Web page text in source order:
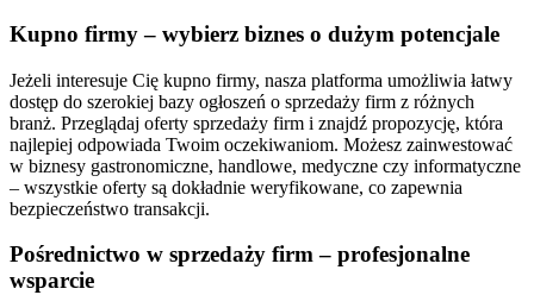
Kupno firmy – wybierz biznes o dużym potencjale
Jeżeli interesuje Cię kupno firmy, nasza platforma umożliwia łatwy
dostęp do szerokiej bazy ogłoszeń o sprzedaży firm z różnych
branż. Przeglądaj oferty sprzedaży firm i znajdź propozycję, która
najlepiej odpowiada Twoim oczekiwaniom. Możesz zainwestować
w biznesy gastronomiczne, handlowe, medyczne czy informatyczne
– wszystkie oferty są dokładnie weryfikowane, co zapewnia
bezpieczeństwo transakcji.
Pośrednictwo w sprzedaży firm – profesjonalne
wsparcie